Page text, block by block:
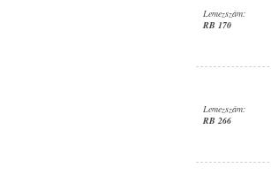
Lemezszám:
RB 170
Lemezszám:
RB 266